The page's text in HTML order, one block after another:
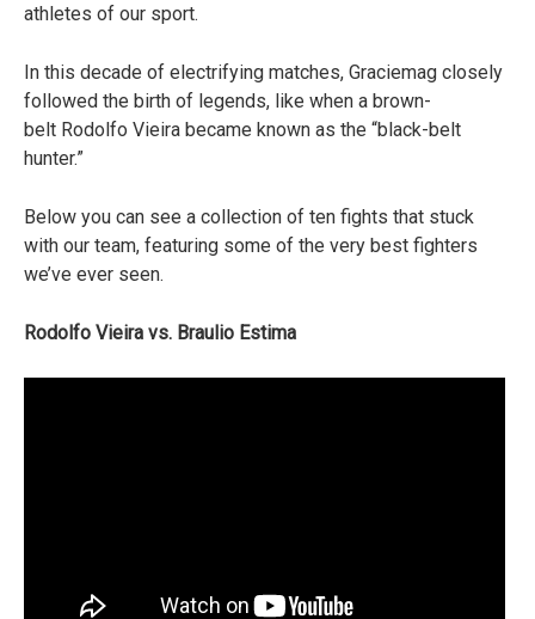
athletes of our sport.
In this decade of electrifying matches, Graciemag closely
followed the birth of legends, like when a brown-
belt Rodolfo Vieira became known as the “black-belt
hunter.”
Below you can see a collection of ten fights that stuck
with our team, featuring some of the very best fighters
we’ve ever seen.
Rodolfo Vieira vs. Braulio Estima